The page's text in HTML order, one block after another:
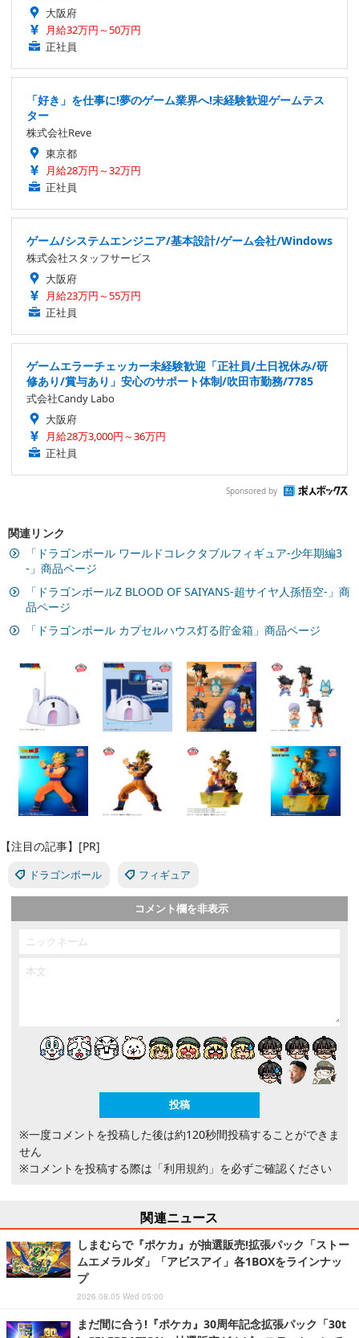
大阪府
月給32万円～50万円
正社員
「好き」を仕事に!夢のゲーム業界へ!未経験歓迎ゲームテス
ター
株式会社Reve
東京都
月給28万円～32万円
正社員
ゲーム/システムエンジニア/基本設計/ゲーム会社/Windows
株式会社スタッフサービス
大阪府
月給23万円～55万円
正社員
ゲームエラーチェッカー未経験歓迎「正社員/土日祝休み/研
修あり/賞与あり」安心のサポート体制/吹田市勤務/7785
式会社Candy Labo
大阪府
月給28万3,000円～36万円
正社員
Sponsored by
関連リンク
「ドラゴンボール ワールドコレクタブルフィギュア-少年期編3
-」商品ページ
「ドラゴンボールZ BLOOD OF SAIYANS-超サイヤ人孫悟空-」商
品ページ
「ドラゴンボール カプセルハウス灯る貯金箱」商品ページ
【注目の記事】[PR]
ドラゴンボール フィギュア
コメント欄を非表示
※一度コメントを投稿した後は約120秒間投稿することができま
せん
※コメントを投稿する際は 「利用規約」 を必ずご確認ください
関連ニュース
しまむらで『ポケカ』が抽選販売!拡張パック「ストー
ムエメラルダ」「アビスアイ」各1BOXをラインナッ
プ
2026.08.05 Wed 05:00
まだ間に合う!『ポケカ』30周年記念拡張パック「30t